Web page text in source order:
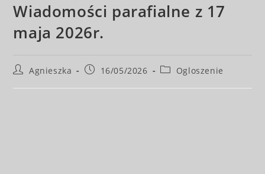
Wiadomości parafialne z 17
maja 2026r.
Agnieszka 16/05/2026 Ogloszenie